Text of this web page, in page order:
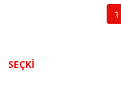
1
SEÇKI